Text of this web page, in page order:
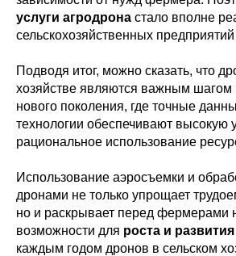
услуги агродрона стало вполне
сельскохозяйственных
Подводя итог, можно сказать, что
хозяйстве являются важным шагом
нового поколения, где точные
технологии обеспечивают высокую
рациональное использование
Использование аэросъемки и
дронами не только упрощает
но и раскрывает перед фермерами
возможности для роста и
каждым годом дронов в сельском